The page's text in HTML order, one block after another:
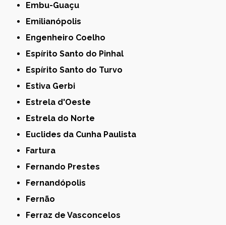
Embu-Guaçu
Emilianópolis
Engenheiro Coelho
Espírito Santo do Pinhal
Espírito Santo do Turvo
Estiva Gerbi
Estrela d'Oeste
Estrela do Norte
Euclides da Cunha Paulista
Fartura
Fernando Prestes
Fernandópolis
Fernão
Ferraz de Vasconcelos